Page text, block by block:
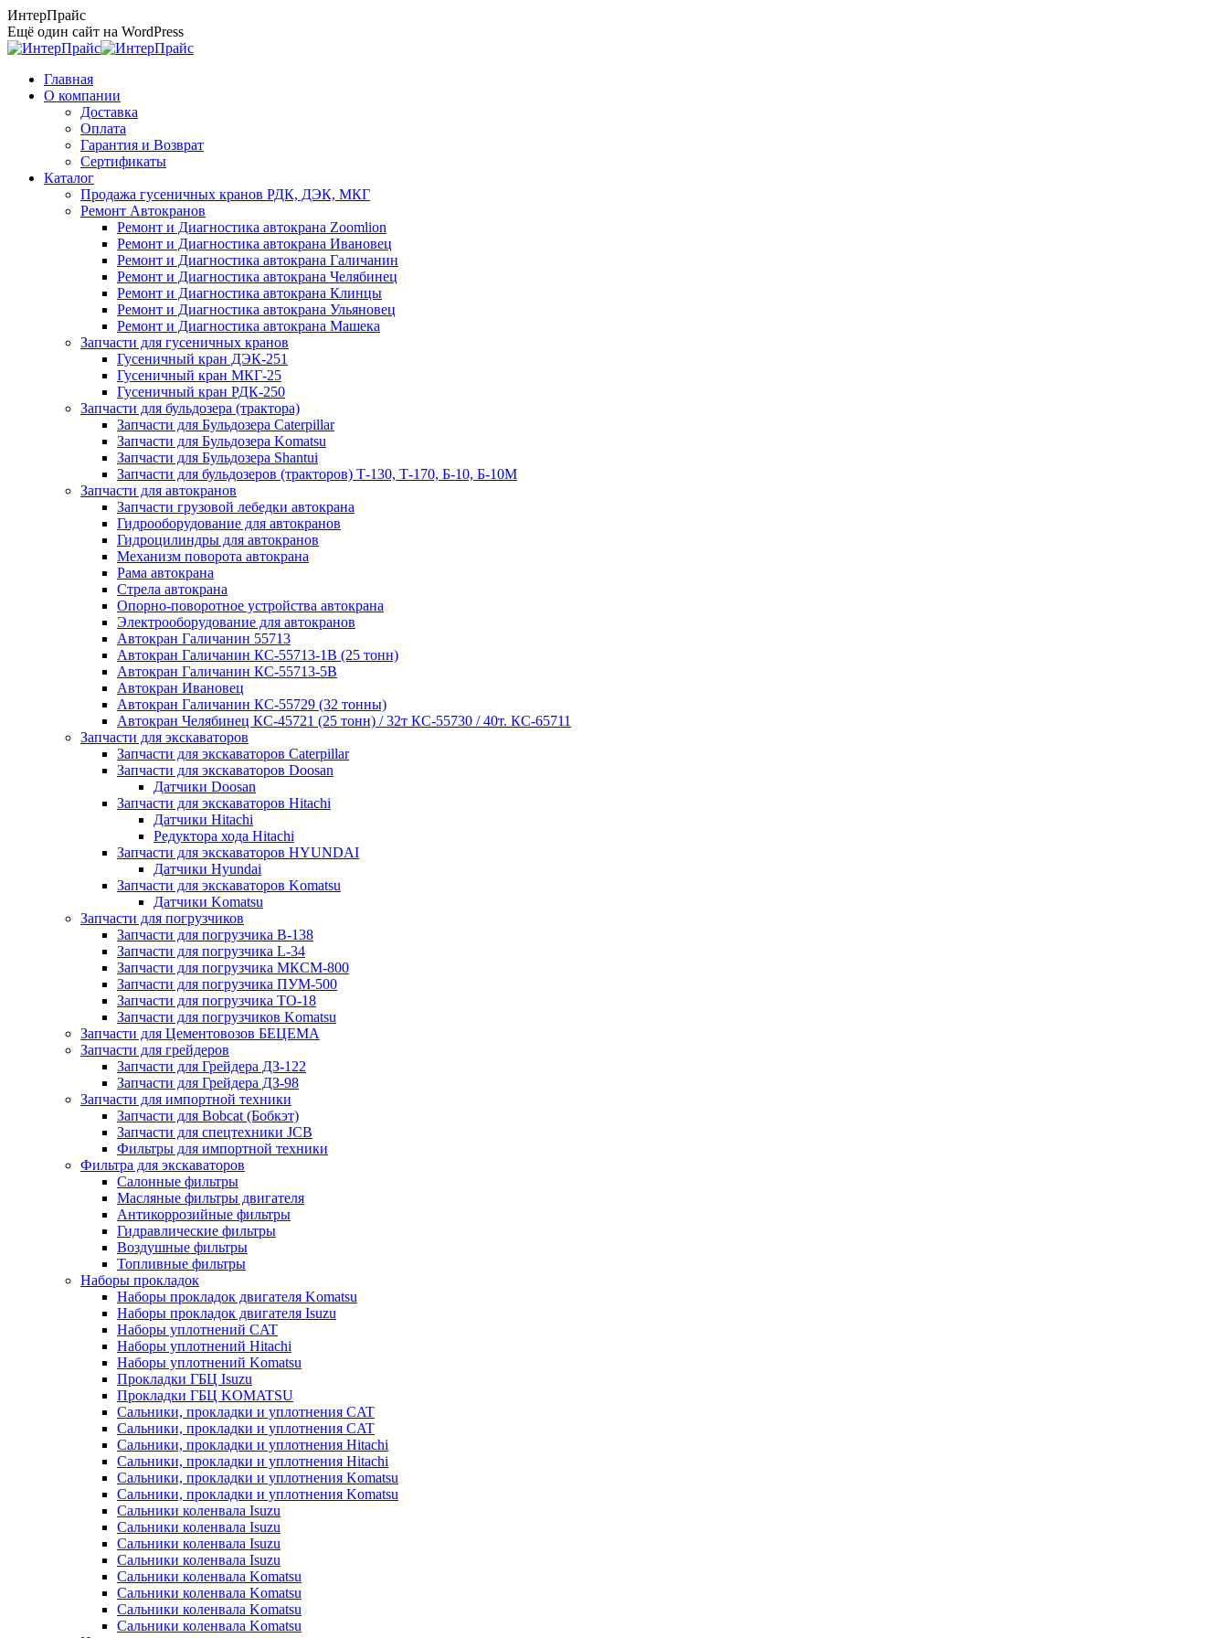
Перейти
к
содержанию
ИнтерПрайс
Ещё один сайт на WordPress
Главная
О компании
Доставка
Оплата
Гарантия и Возврат
Сертификаты
Каталог
Продажа гусеничных кранов РДК, ДЭК, МКГ
Ремонт Автокранов
Ремонт и Диагностика автокрана Zoomlion
Ремонт и Диагностика автокрана Ивановец
Ремонт и Диагностика автокрана Галичанин
Ремонт и Диагностика автокрана Челябинец
Ремонт и Диагностика автокрана Клинцы
Ремонт и Диагностика автокрана Ульяновец
Ремонт и Диагностика автокрана Машека
Запчасти для гусеничных кранов
Гусеничный кран ДЭК-251
Гусеничный кран МКГ-25
Гусеничный кран РДК-250
Запчасти для бульдозера (трактора)
Запчасти для Бульдозера Caterpillar
Запчасти для Бульдозера Komatsu
Запчасти для Бульдозера Shantui
Запчасти для бульдозеров (тракторов) Т-130, Т-170, Б-10, Б-10М
Запчасти для автокранов
Запчасти грузовой лебедки автокрана
Гидрооборудование для автокранов
Гидроцилиндры для автокранов
Механизм поворота автокрана
Рама автокрана
Стрела автокрана
Опорно-поворотное устройства автокрана
Электрооборудование для автокранов
Автокран Галичанин 55713
Автокран Галичанин КС-55713-1В (25 тонн)
Автокран Галичанин КС-55713-5В
Автокран Ивановец
Автокран Галичанин КС-55729 (32 тонны)
Автокран Челябинец КС-45721 (25 тонн) / 32т КС-55730 / 40т. КС-65711
Запчасти для экскаваторов
Запчасти для экскаваторов Caterpillar
Запчасти для экскаваторов Doosan
Датчики Doosan
Запчасти для экскаваторов Hitachi
Датчики Hitachi
Редуктора хода Hitachi
Запчасти для экскаваторов HYUNDAI
Датчики Hyundai
Запчасти для экскаваторов Komatsu
Датчики Komatsu
Запчасти для погрузчиков
Запчасти для погрузчика B-138
Запчасти для погрузчика L-34
Запчасти для погрузчика МКСМ-800
Запчасти для погрузчика ПУМ-500
Запчасти для погрузчика ТО-18
Запчасти для погрузчиков Komatsu
Запчасти для Цементовозов БЕЦЕМА
Запчасти для грейдеров
Запчасти для Грейдера ДЗ-122
Запчасти для Грейдера ДЗ-98
Запчасти для импортной техники
Запчасти для Bobcat (Бобкэт)
Запчасти для спецтехники JCB
Фильтры для импортной техники
Фильтра для экскаваторов
Салонные фильтры
Масляные фильтры двигателя
Антикоррозийные фильтры
Гидравлические фильтры
Воздушные фильтры
Топливные фильтры
Наборы прокладок
Наборы прокладок двигателя Komatsu
Наборы прокладок двигателя Isuzu
Наборы уплотнений CAT
Наборы уплотнений Hitachi
Наборы уплотнений Komatsu
Прокладки ГБЦ Isuzu
Прокладки ГБЦ KOMATSU
Сальники, прокладки и уплотнения CAT
Сальники, прокладки и уплотнения CAT
Сальники, прокладки и уплотнения Hitachi
Сальники, прокладки и уплотнения Hitachi
Сальники, прокладки и уплотнения Komatsu
Сальники, прокладки и уплотнения Komatsu
Сальники коленвала Isuzu
Сальники коленвала Isuzu
Сальники коленвала Isuzu
Сальники коленвала Isuzu
Сальники коленвала Komatsu
Сальники коленвала Komatsu
Сальники коленвала Komatsu
Сальники коленвала Komatsu